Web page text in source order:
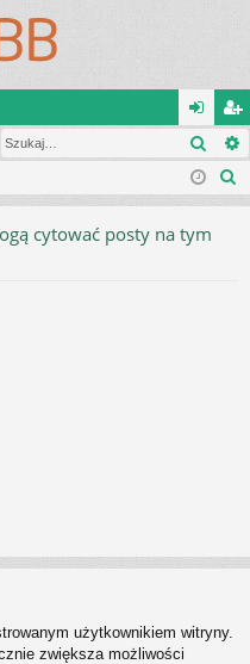
al
og
ar
ej
cytować posty na tym
użytkownikiem witryny.
zwiększa możliwości